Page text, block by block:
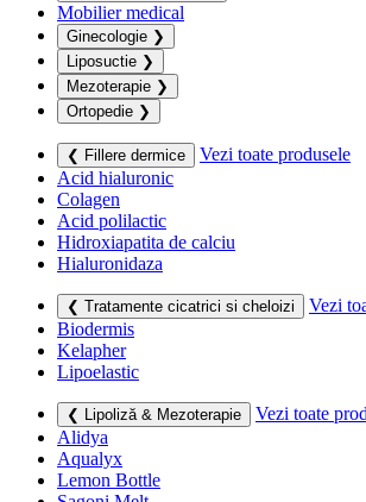
Mobilier medical
Ginecologie ❯
Liposuctie ❯
Mezoterapie ❯
Ortopedie ❯
❮ Fillere dermice
Vezi toate produsele
Acid hialuronic
Colagen
Acid polilactic
Hidroxiapatita de calciu
Hialuronidaza
❮ Tratamente cicatrici si cheloizi
Vezi
Biodermis
Kelapher
Lipoelastic
❮ Lipoliză & Mezoterapie
Vezi toate
Alidya
Aqualyx
Lemon Bottle